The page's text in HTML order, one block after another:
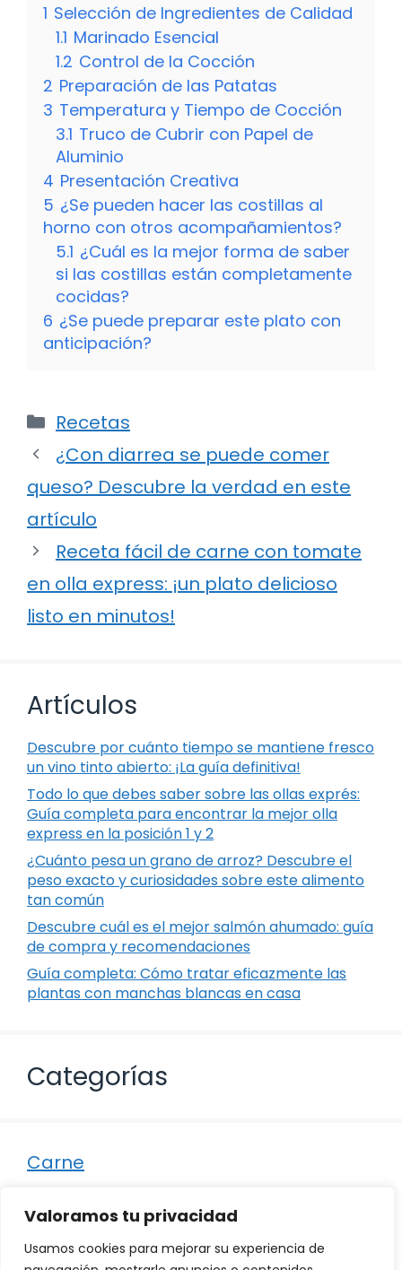
Valoramos tu privacidad
Usamos cookies para mejorar su experiencia de
1 Selección de Ingredientes de Calidad
1.1 Marinado Esencial
1.2 Control de la Cocción
2 Preparación de las Patatas
3 Temperatura y Tiempo de Cocción
3.1 Truco de Cubrir con Papel de
Aluminio
4 Presentación Creativa
5 ¿Se pueden hacer las costillas al
horno con otros acompañamientos?
5.1 ¿Cuál es la mejor forma de saber
si las costillas están completamente
cocidas?
6 ¿Se puede preparar este plato con
anticipación?
Categorías
Recetas
¿Con diarrea se puede comer
queso? Descubre la verdad en este
artículo
Receta fácil de carne con tomate
en olla express: ¡un plato delicioso
listo en minutos!
Artículos
Descubre por cuánto tiempo se mantiene fresco
un vino tinto abierto: ¡La guía definitiva!
Todo lo que debes saber sobre las ollas exprés:
Guía completa para encontrar la mejor olla
express en la posición 1 y 2
¿Cuánto pesa un grano de arroz? Descubre el
peso exacto y curiosidades sobre este alimento
tan común
Descubre cuál es el mejor salmón ahumado: guía
de compra y recomendaciones
Guía completa: Cómo tratar eficazmente las
plantas con manchas blancas en casa
Categorías
Carne
Otro